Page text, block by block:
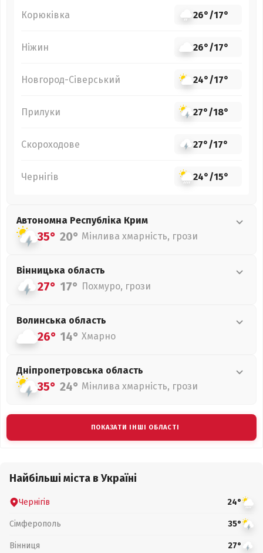
Корюківка 26°/17°
Ніжин 26°/17°
Новгород-Сіверський 24°/17°
Прилуки 27°/18°
Скороходове 27°/17°
Чернігів 24°/15°
Автономна Республіка Крим
35° 20° Мінлива хмарність, грози
Вінницька область
27° 17° Похмуро, грози
Волинська область
26° 14° Хмарно
Дніпропетровська область
35° 24° Мінлива хмарність, грози
ПОКАЗАТИ ІНШІ ОБЛАСТІ
Найбільші міста в Україні
Чернігів 24°
Сімферополь 35°
Вінниця 27°